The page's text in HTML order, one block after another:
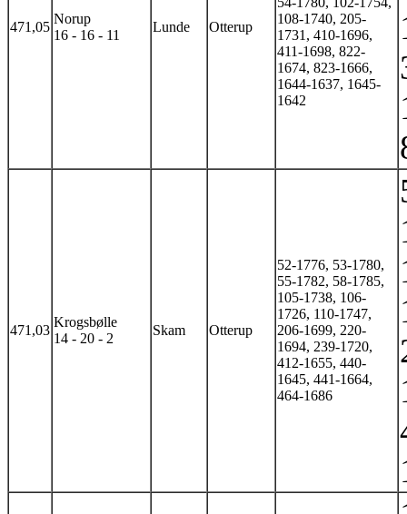
471,05
Norup
16 - 16 - 11
Lunde Otterup
108-1740, 205-
1731, 410-1696,
411-1698, 822-
1674, 823-1666,
1644-1637, 1645-
1642
471,03
Krogsbølle
14 - 20 - 2
Skam Otterup
52-1776, 53-1780,
55-1782, 58-1785,
105-1738, 106-
1726, 110-1747,
206-1699, 220-
1694, 239-1720,
412-1655, 440-
1645, 441-1664,
464-1686